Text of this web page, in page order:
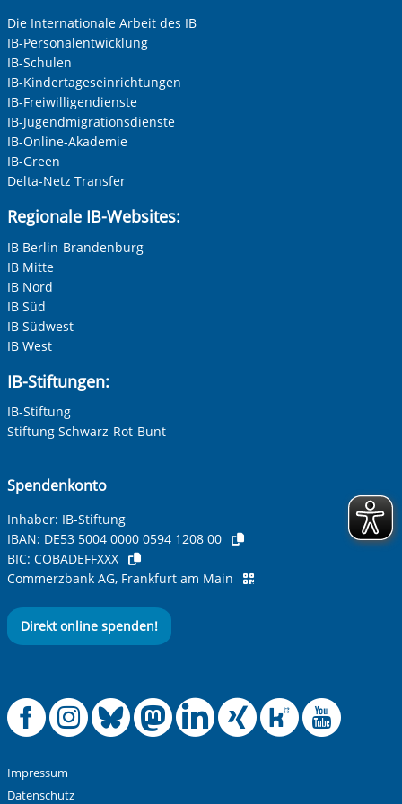
Die Internationale Arbeit des IB
IB-Personalentwicklung
IB-Schulen
IB-Kindertageseinrichtungen
IB-Freiwilligendienste
IB-Jugendmigrationsdienste
IB-Online-Akademie
IB-Green
Delta-Netz Transfer
Regionale IB-Websites:
IB Berlin-Brandenburg
IB Mitte
IB Nord
IB Süd
IB Südwest
IB West
IB-Stiftungen:
IB-Stiftung
Stiftung Schwarz-Rot-Bunt
Spendenkonto
Inhaber: IB-Stiftung
IBAN: DE53 5004 0000 0594 1208 00
BIC: COBADEFFXXX
Commerzbank AG, Frankfurt am Main
Direkt online spenden!
Offizielle
Offizielle
Offizielle
Offizielle
Offizielle
Impressum
Datenschutz